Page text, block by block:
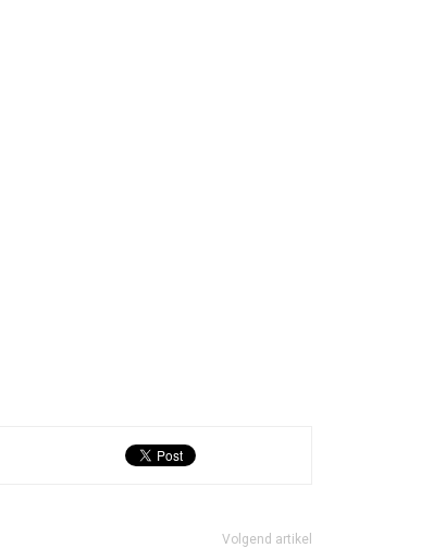
Volgend artikel